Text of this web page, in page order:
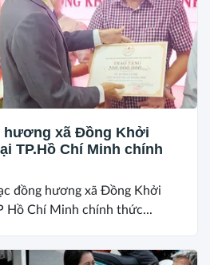
hương xã Đồng Khởi
TP.Hồ Chí Minh chính
đồng hương xã Đồng Khởi
Hồ Chí Minh chính thức...